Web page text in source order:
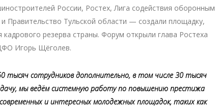
России, Ростех, Лига содействия оборонным
Правительство Тульской области — создали площадку,
резерва страны. Форум открыли глава Ростеха
Игорь Щёголев.
сотрудников дополнительно, в том числе 30 тысяч
мы ведём системную работу по повышению престижа
и интересных молодежных площадок, таких как